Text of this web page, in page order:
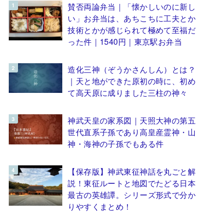
賛否両論弁当｜「懐かしいのに新し
い」お弁当は、あちこちに工夫とか
技術とかが感じられて極めて至福だ
った件｜1540円｜東京駅お弁当
造化三神（ぞうかさんしん）とは？
｜天と地ができた原初の時に、初め
て高天原に成りました三柱の神々
神武天皇の家系図｜天照大神の第五
世代直系子孫であり高皇産霊神・山
神・海神の子孫でもある件
【保存版】神武東征神話を丸ごと解
説！東征ルートと地図でたどる日本
最古の英雄譚。シリーズ形式で分か
りやすくまとめ！